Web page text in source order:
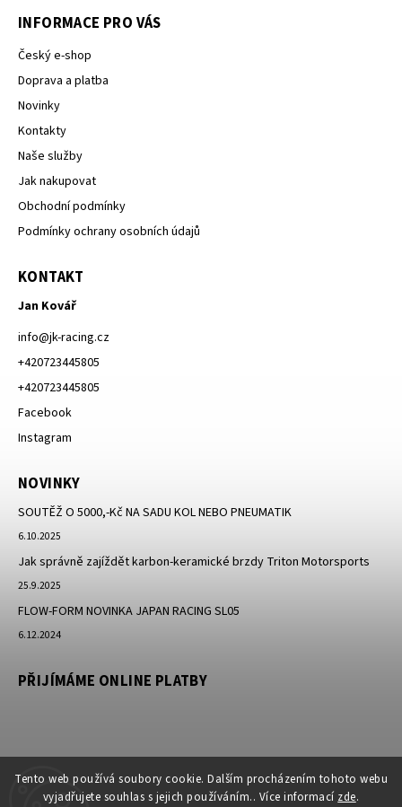
Tento web používá soubory cookie. Dalším procházením tohoto webu
vyjadřujete souhlas s jejich používáním.. Více informací zde.
INFORMACE PRO VÁS
Český e-shop
Doprava a platba
Novinky
Kontakty
Naše služby
Jak nakupovat
Obchodní podmínky
Podmínky ochrany osobních údajů
KONTAKT
Jan Kovář
info@jk-racing.cz
+420723445805
+420723445805
Facebook
Instagram
NOVINKY
SOUTĚŽ O 5000,-Kč NA SADU KOL NEBO PNEUMATIK
6.10.2025
Jak správně zajíždět karbon-keramické brzdy Triton Motorsports
25.9.2025
FLOW-FORM NOVINKA JAPAN RACING SL05
6.12.2024
PŘIJÍMÁME ONLINE PLATBY